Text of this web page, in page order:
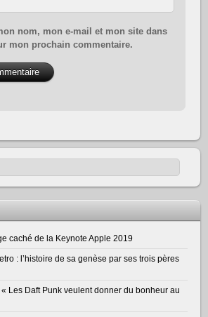
nom, mon e-mail et mon site dans
mon prochain commentaire.
caché de la Keynote Apple 2019
: l’histoire de sa genèse par ses trois pères
Les Daft Punk veulent donner du bonheur au